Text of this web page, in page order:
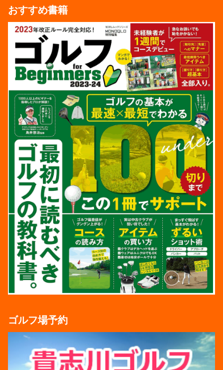
おすすめ書籍
ゴルフ場予約